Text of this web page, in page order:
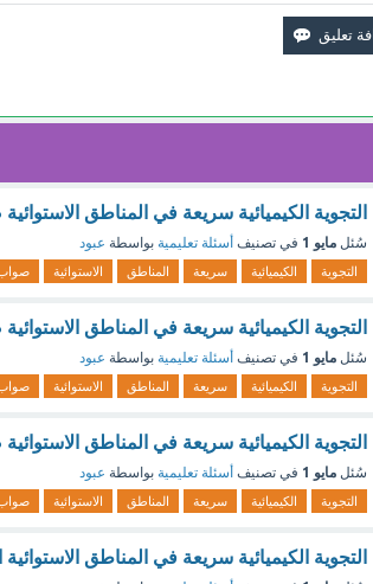
التجوية الكيميائية سريعة في المناطق
سُئل مايو 1 في تصنيف أسئلة تعليمية بواسطة عبود
التجوية الكيميائية سريعة المناطق الاستوائية
التجوية الكيميائية سريعة في المناطق
سُئل مايو 1 في تصنيف أسئلة تعليمية بواسطة عبود
التجوية الكيميائية سريعة المناطق الاستوائية
التجوية الكيميائية سريعة في المناطق
سُئل مايو 1 في تصنيف أسئلة تعليمية بواسطة عبود
التجوية الكيميائية سريعة المناطق الاستوائية
التجوية الكيميائية سريعة في المناطق